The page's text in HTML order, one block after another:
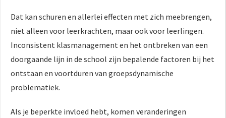
Dat kan schuren en allerlei effecten met zich meebrengen,
niet alleen voor leerkrachten, maar ook voor leerlingen.
Inconsistent klasmanagement en het ontbreken van een
doorgaande lijn in de school zijn bepalende factoren bij het
ontstaan en voortduren van groepsdynamische
problematiek.
Als je beperkte invloed hebt, komen veranderingen